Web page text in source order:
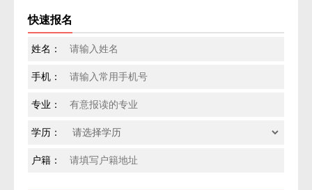
快速报名
姓名：
手机：
专业：
学历：
户籍：